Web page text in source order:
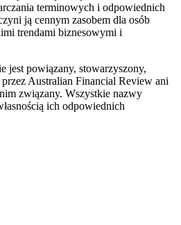
terminowych i odpowiednich
ją cennym zasobem dla osób
trendami biznesowymi i
jest powiązany, stowarzyszony,
Australian Financial Review ani
związany. Wszystkie nazwy
ich odpowiednich